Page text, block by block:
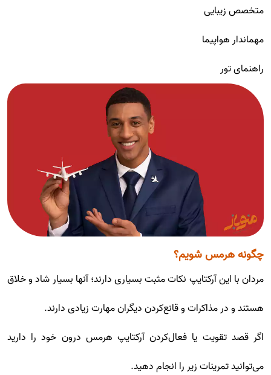
متخصص زیبایی
مهماندار هواپیما
راهنمای تور
چگونه هرمس شویم؟
مردان با این آرکتایپ نکات مثبت بسیاری دارند؛ آنها بسیار شاد و خلاق
هستند و در مذاکرات و قانع‌کردن دیگران مهارت زیادی دارند.
اگر قصد تقویت یا فعال‌کردن آرکتایپ هرمس درون خود را دارید
می‌توانید تمرینات زیر را انجام دهید.